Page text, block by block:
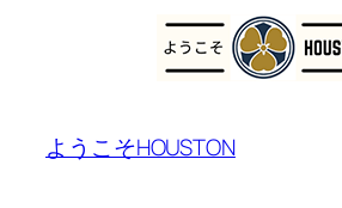
ようこそHOUSTON